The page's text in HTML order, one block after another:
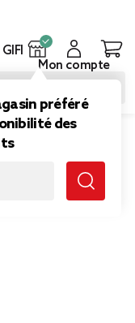
GIFI
préféré
des
Mon compte
C
vert